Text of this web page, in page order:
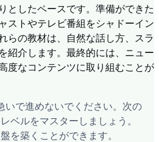
としたペースです。準備ができた
ストやテレビ番組をシャドーイン
らの教材は、自然な話し方、スラ
紹介します。最終的には、ニュー
度なコンテンツに取り組むことが
いで進めないでください。次の
ベルをマスターしましょう。
を築くことができます。